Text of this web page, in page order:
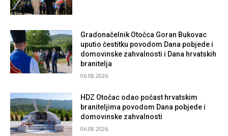
Gradonačelnik Otočca Goran Bukovac
uputio čestitku povodom Dana pobjede i
domovinske zahvalnosti i Dana hrvatskih
branitelja
06.08.2026.
HDZ Otočac odao počast hrvatskim
braniteljima povodom Dana pobjede i
domovinske zahvalnosti
06.08.2026.